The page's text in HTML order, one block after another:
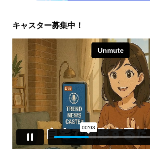
キャスター募集中！